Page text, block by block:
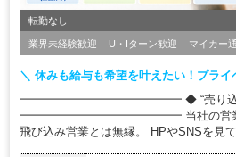
転勤なし
業界未経験歓迎 U・Iターン歓迎 マイカー
＼ 休みも給与も希望を叶えたい！プラ
━━━━━━━━━━━━━━ ◆ “売り込む
━━━━━━━━━━━━━━ 当社の営業は
飛び込み営業とは無縁。 HPやSNSを見